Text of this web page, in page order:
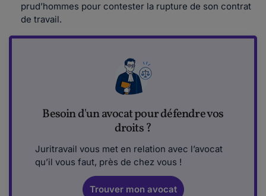
prud’hommes pour contester la rupture de son contrat
de travail.
Besoin d'un avocat pour défendre vos
droits ?
Juritravail vous met en relation avec l’avocat
qu’il vous faut, près de chez vous !
Trouver mon avocat